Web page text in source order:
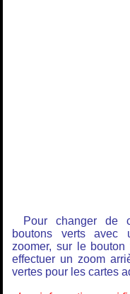
Pour changer de
boutons verts avec
zoomer, sur le
effectuer un zoom
vertes pour les cartes